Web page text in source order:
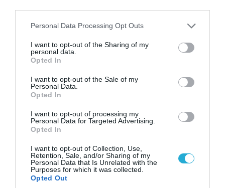
Please note that this website/app uses one or more Google
not limited to your visit or usage behaviour. You may click to
grant or deny consent to Google and its third-party tags to
use your data for below specified purposes in below Google
consent section.
Personal Data Processing Opt Outs
I want to opt-out of the Sharing of my
personal data.
Opted In
I want to opt-out of the Sale of my
Personal Data.
Opted In
I want to opt-out of processing my
Personal Data for Targeted Advertising.
Opted In
I want to opt-out of Collection, Use,
Retention, Sale, and/or Sharing of my
Personal Data that Is Unrelated with the
Purposes for which it was collected.
Opted Out
06.08.2026 | 14:02
«Επιχείρηση ελεύθερα πεζοδρόμια» στην
Αθήνα: Απομακρύνθηκαν παράνομα
αντικείμενα από κοινόχρηστους χώρους